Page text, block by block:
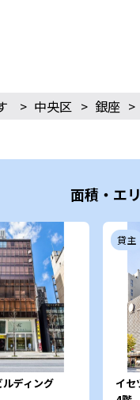
> 中央区 > 銀座 >
面積・エ
ディング
貸主
イセ